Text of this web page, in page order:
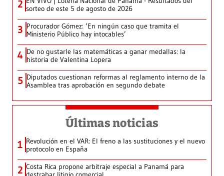
2 sorteo de este 5 de agosto de 2026
3 Procurador Gómez: ‘En ningún caso que tramita el
Ministerio Público hay intocables’
4 De no gustarle las matemáticas a ganar medallas: la
historia de Valentina Lopera
5 Diputados cuestionan reformas al reglamento interno de la
Asamblea tras aprobación en segundo debate
Últimas noticias
1 Revolución en el VAR: El freno a las sustituciones y el nuevo
protocolo en España
2 Costa Rica propone arbitraje especial a Panamá para